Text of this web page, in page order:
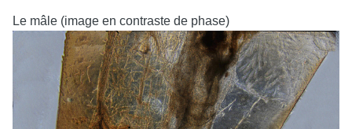
Le mâle (image en contraste de phase)